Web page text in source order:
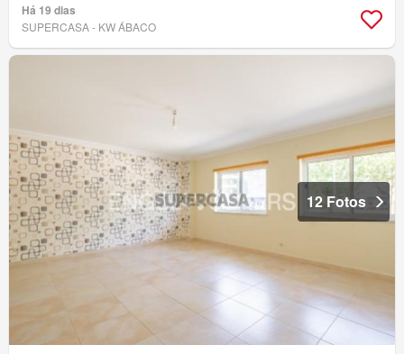
Há 19 dias
SUPERCASA - KW ÁBACO
12 Fotos